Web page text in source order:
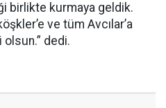
birlikte kurmaya geldik.
ve tüm Avcılar’a
olsun.” dedi.